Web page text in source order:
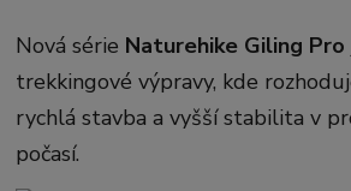
Nová série Naturehike Giling Pro
trekkingové výpravy, kde
rychlá stavba a vyšší stabilita v
počasí.